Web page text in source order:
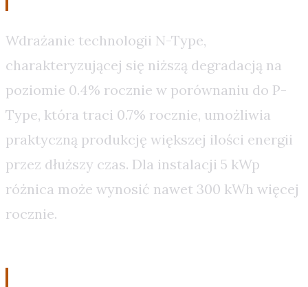
Wdrażanie technologii N-Type,
charakteryzującej się niższą degradacją na
poziomie 0.4% rocznie w porównaniu do P-
Type, która traci 0.7% rocznie, umożliwia
praktyczną produkcję większej ilości energii
przez dłuższy czas. Dla instalacji 5 kWp
różnica może wynosić nawet 300 kWh więcej
rocznie.